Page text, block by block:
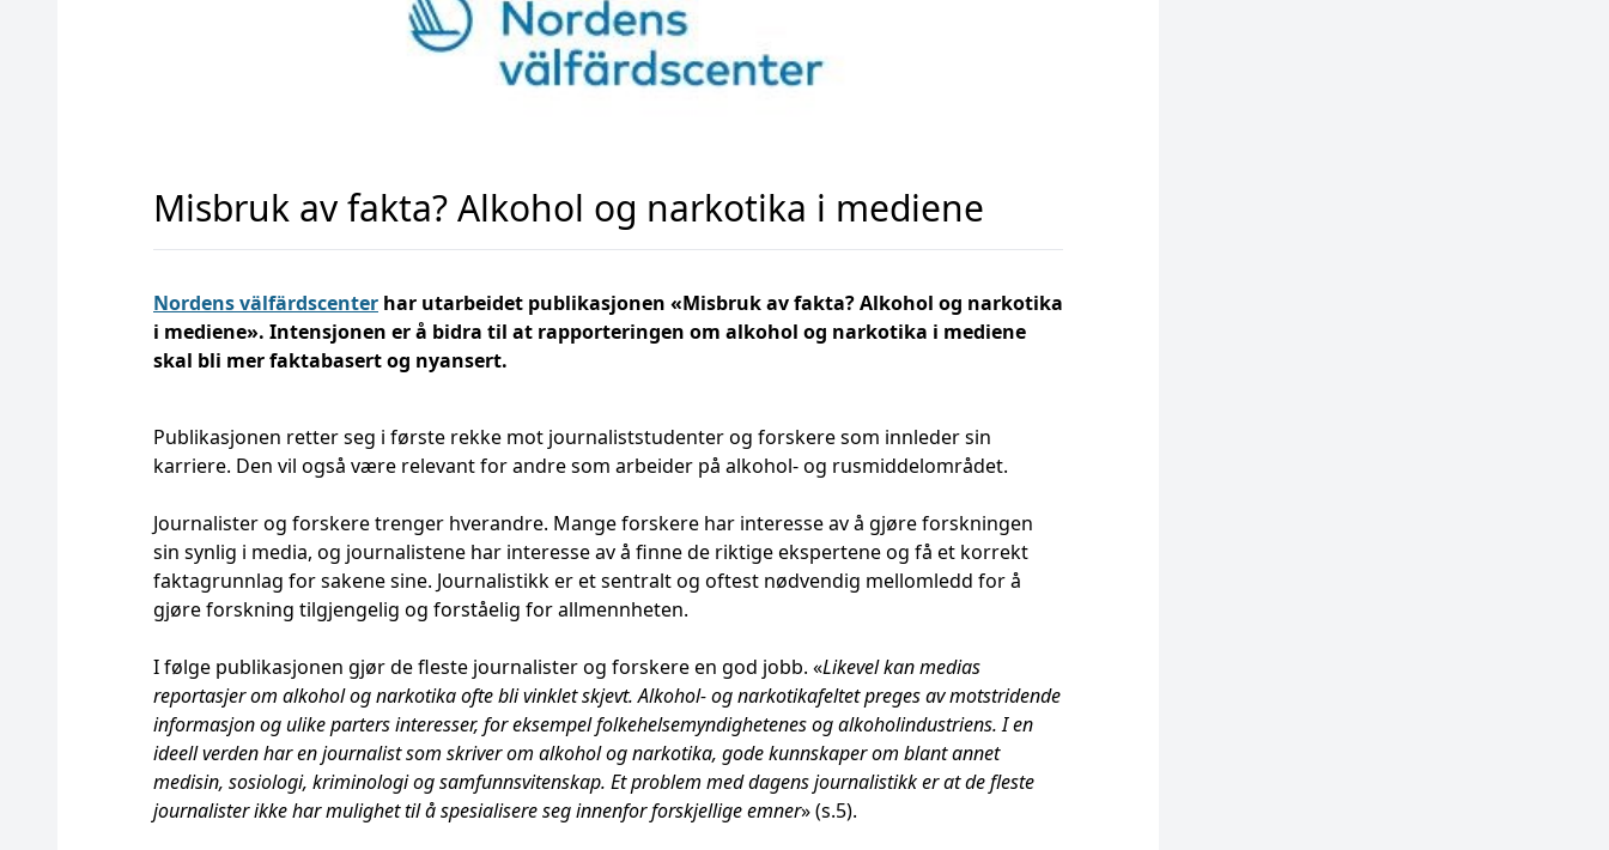
Misbruk av fakta? Alkohol og narkotika i mediene
Nordens välfärdscenter har utarbeidet publikasjonen «Misbruk av fakta? Alkohol og narkotika
i mediene». Intensjonen er å bidra til at rapporteringen om alkohol og narkotika i mediene
skal bli mer faktabasert og nyansert.
Publikasjonen retter seg i første rekke mot journaliststudenter og forskere som innleder sin
karriere. Den vil også være relevant for andre som arbeider på alkohol- og rusmiddelområdet.
Journalister og forskere trenger hverandre. Mange forskere har interesse av å gjøre forskningen
sin synlig i media, og journalistene har interesse av å finne de riktige ekspertene og få et korrekt
faktagrunnlag for sakene sine. Journalistikk er et sentralt og oftest nødvendig mellomledd for å
gjøre forskning tilgjengelig og forståelig for allmennheten.
I følge publikasjonen gjør de fleste journalister og forskere en god jobb. «Likevel kan medias
reportasjer om alkohol og narkotika ofte bli vinklet skjevt. Alkohol- og narkotikafeltet preges av motstridende
informasjon og ulike parters interesser, for eksempel folkehelsemyndighetenes og alkoholindustriens. I en
ideell verden har en journalist som skriver om alkohol og narkotika, gode kunnskaper om blant annet
medisin, sosiologi, kriminologi og samfunnsvitenskap. Et problem med dagens journalistikk er at de fleste
journalister ikke har mulighet til å spesialisere seg innenfor forskjellige emner» (s.5).